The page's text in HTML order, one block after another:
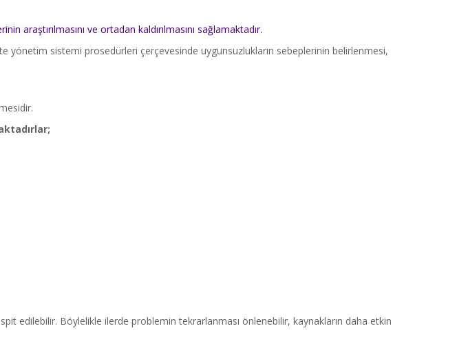
araştırılmasını ve ortadan kaldırılmasını sağlamaktadır.
yönetim sistemi prosedürleri çerçevesinde uygunsuzlukların sebeplerinin belirlenmesi,
edilebilir. Böylelikle ilerde problemin tekrarlanması önlenebilir, kaynakların daha etkin